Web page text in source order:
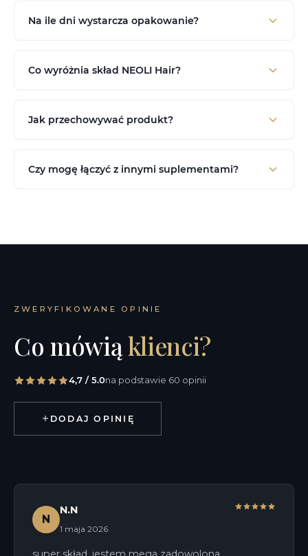
Na ile dni wystarcza opakowanie?
Co wyróżnia skład NEOLI Hair?
Jak przechowywać produkt?
Czy mogę łączyć z innymi suplementami?
ZWERYFIKOWANE OPINIE
Co mówiąklienci?
4,7 / 5.0na podstawie 60 opinii
DODAJ OPINIĘ
N
N.N
1 maja 2026